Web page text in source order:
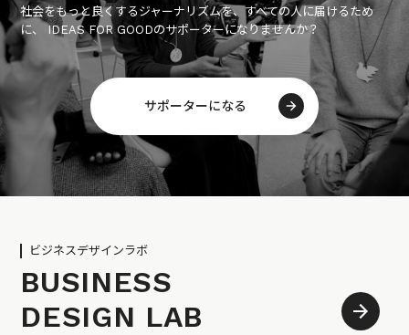
社会をもっと良くするジャーナリズムを、すべての人に届けるため
に、 IDEAS FOR GOODのサポーターになりませんか？
サポーターになる
ビジネスデザインラボ
BUSINESS
DESIGN LAB